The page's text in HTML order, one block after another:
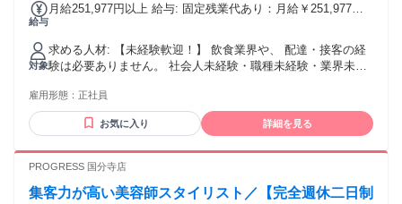
給与
月給251,977円以上 給与: 固定残業代あり：月給￥251,977以
む。20時間を超える残業代は追加で支給する。 * 昇給年1回 *
通勤手当（月2万円上限） * 勤務開始日の相談OK * リモート
面接対応可能
対象
求める人材: 【未経験軟迎！】 飲食業界や、 配達・接客の経
験は必要ありません。 社会人未経験・職種未経験・業界未経
雇用形態： 正社員
お気に入り 詳細を見る
PROGRESS 国分寺店
集客力が高い美容師スタイリスト／【完全週休二日制